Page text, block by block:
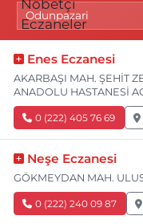
Enes Eczanesi
AKARBAŞI MAH. ŞEHİT
ANADOLU HASTANESİ
0 (222) 405 76 69
Neşe Eczanesi
GÖKMEYDAN MAH.
0 (222) 240 09 87